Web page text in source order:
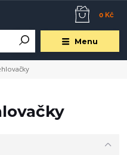
Menu
0 Kč